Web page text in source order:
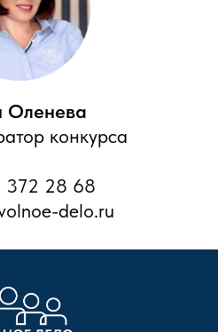
Оленева
конкурса
372 28 68
delo.ru